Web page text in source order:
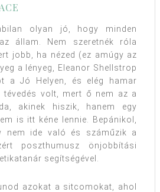
olyan jó, hogy minden
állam. Nem szeretnék róla
jobb, ha nézed (ez amúgy az
a lényeg, Eleanor Shellstrop
a Jó Helyen, és elég hamar
tévedés volt, mert ő nem az a
akinek hiszik, hanem egy
is itt kéne lennie. Bepánikol,
nem ide való és száműzik a
poszthumusz önjobbítási
segítségével.
azokat a sitcomokat, ahol